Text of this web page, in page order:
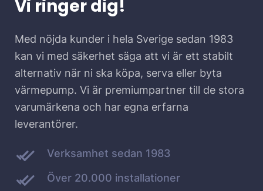
Vi ringer dig!
Med nöjda kunder i hela Sverige sedan 1983
kan vi med säkerhet säga att vi är ett stabilt
alternativ när ni ska köpa, serva eller byta
värmepump. Vi är premiumpartner till de stora
varumärkena och har egna erfarna
leverantörer.
Verksamhet sedan 1983
Över 20.000 installationer